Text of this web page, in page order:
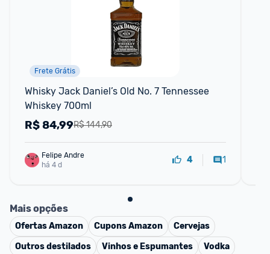
Frete Grátis
Whisky Jack Daniel’s Old No. 7 Tennessee
Whiskey 700ml
R$ 144,90
R$84,99
Felipe Andre
há 4 d
4 1
Mais opções
OfertasAmazon CuponsAmazon
Cervejas
Outros destilados
Vinhos e Espumantes Vodka